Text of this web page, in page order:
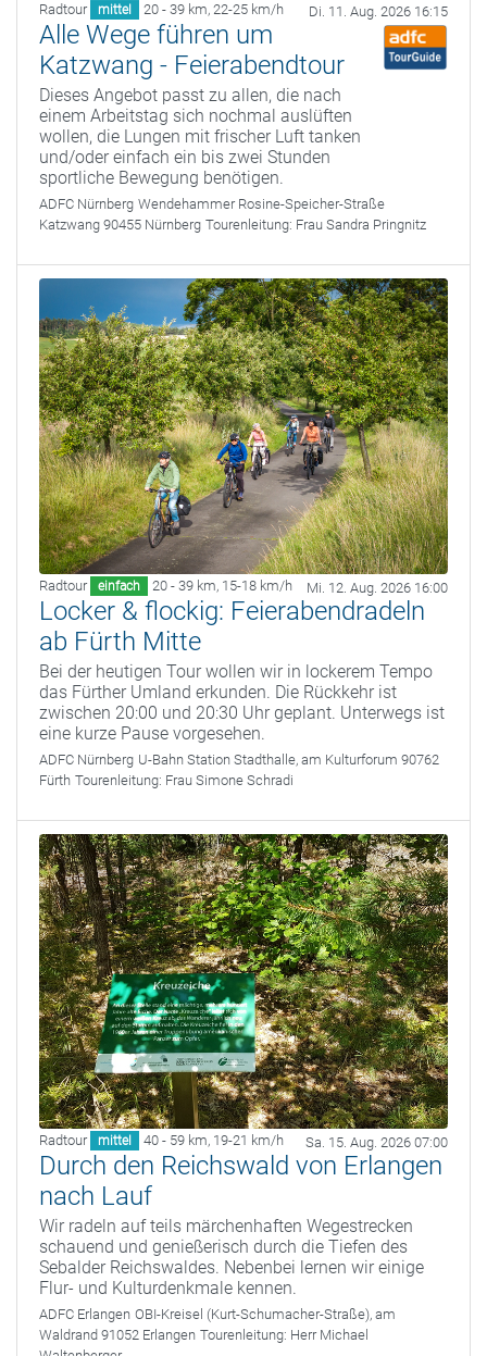
Radtour mittel 20 - 39 km, 22-25 km/h Di. 11. Aug. 2026 16:15
Alle Wege führen um
Katzwang - Feierabendtour
Dieses Angebot passt zu allen, die nach
einem Arbeitstag sich nochmal auslüften
wollen, die Lungen mit frischer Luft tanken
und/oder einfach ein bis zwei Stunden
sportliche Bewegung benötigen.
ADFC Nürnberg Wendehammer Rosine-Speicher-Straße
Katzwang 90455 Nürnberg Tourenleitung: Frau Sandra Pringnitz
Radtour einfach 20 - 39 km, 15-18 km/h Mi. 12. Aug. 2026 16:00
Locker & flockig: Feierabendradeln
ab Fürth Mitte
Bei der heutigen Tour wollen wir in lockerem Tempo
das Fürther Umland erkunden. Die Rückkehr ist
zwischen 20:00 und 20:30 Uhr geplant. Unterwegs ist
eine kurze Pause vorgesehen.
ADFC Nürnberg U-Bahn Station Stadthalle, am Kulturforum 90762
Fürth Tourenleitung: Frau Simone Schradi
Radtour mittel 40 - 59 km, 19-21 km/h Sa. 15. Aug. 2026 07:00
Durch den Reichswald von Erlangen
nach Lauf
Wir radeln auf teils märchenhaften Wegestrecken
schauend und genießerisch durch die Tiefen des
Sebalder Reichswaldes. Nebenbei lernen wir einige
Flur- und Kulturdenkmale kennen.
ADFC Erlangen OBI-Kreisel (Kurt-Schumacher-Straße), am
Waldrand 91052 Erlangen Tourenleitung: Herr Michael